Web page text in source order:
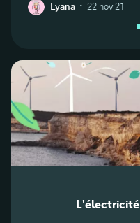
Lyana · 22 nov 21